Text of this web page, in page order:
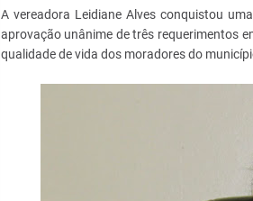
A vereadora Leidiane Alves conquistou
aprovação unânime de três requerimentos
qualidade de vida dos moradores do